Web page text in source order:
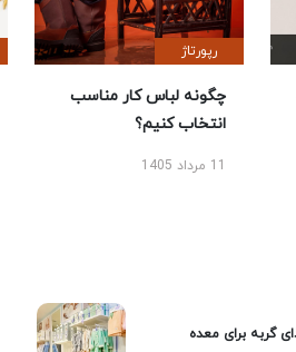
رپورتاژ
چگونه لباس کار مناسب
انتخاب کنیم؟
11 مرداد 1405
گربه برای معده